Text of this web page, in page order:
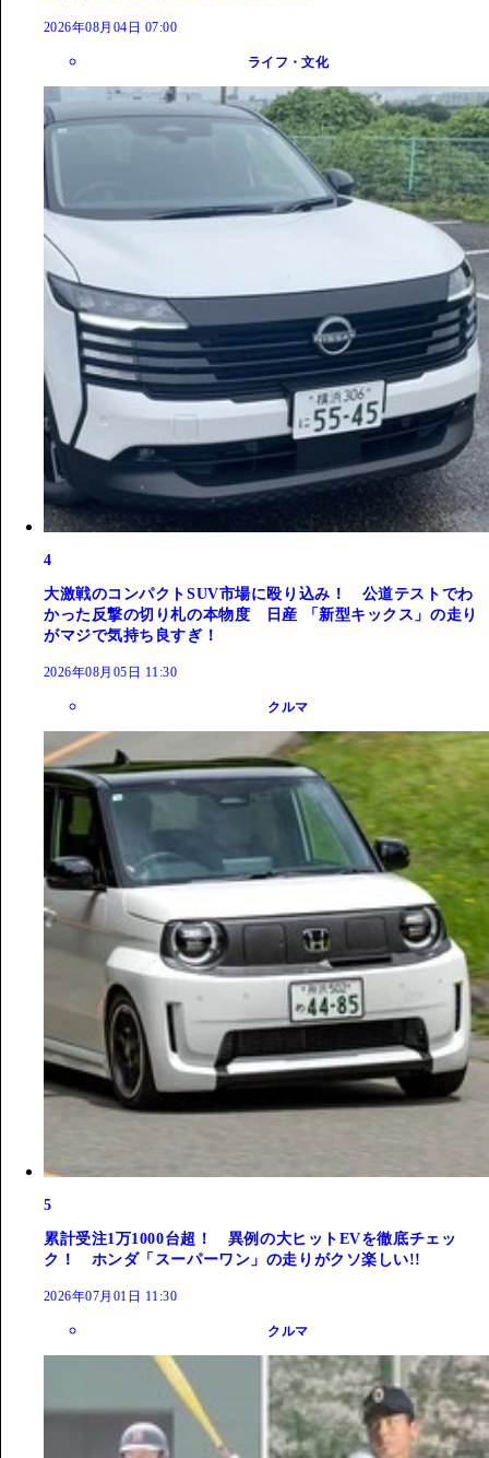
2026年08月04日 07:00
ライフ・文化
4
大激戦のコンパクトSUV市場に殴り込み！ 公道テストでわ
かった反撃の切り札の本物度 日産 「新型キックス」の走り
がマジで気持ち良すぎ！
2026年08月05日 11:30
クルマ
5
累計受注1万1000台超！ 異例の大ヒットEVを徹底チェッ
ク！ ホンダ「スーパーワン」の走りがクソ楽しい!!
2026年07月01日 11:30
クルマ